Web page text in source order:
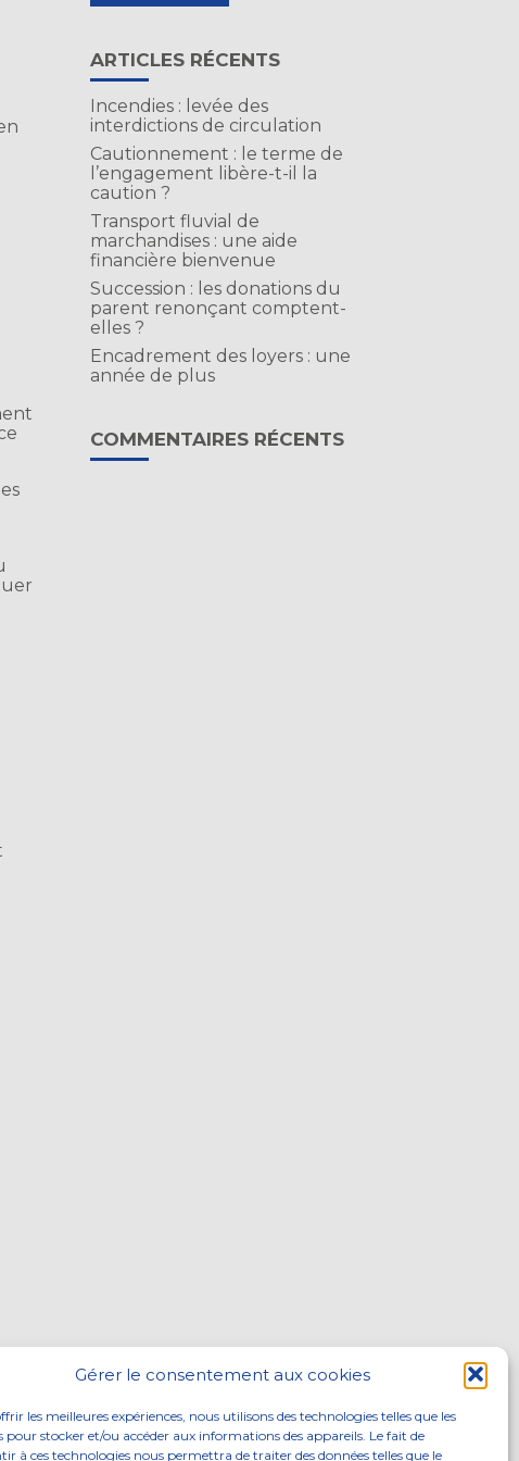
Gérer le consentement aux cookies
les meilleures expériences, nous utilisons des technologies telles que les
pour stocker et/ou accéder aux informations des appareils. Le fait de
à ces technologies nous permettra de traiter des données telles que le
ARTICLES RÉCENTS
Incendies : levée des
interdictions de circulation
Cautionnement : le terme de
l’engagement libère-t-il la
caution ?
Transport fluvial de
marchandises : une aide
financière bienvenue
Succession : les donations du
parent renonçant comptent-
elles ?
Encadrement des loyers : une
année de plus
COMMENTAIRES RÉCENTS